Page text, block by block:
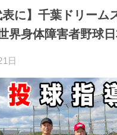
表に】千葉ドリーム
界身体障害者野球
日